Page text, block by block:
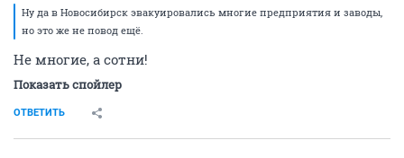
Ну да в Новосибирск эвакуировались многие предприятия и заводы,
но это же не повод ещё.
Не многие, а сотни!
Показать спойлер
ОТВЕТИТЬ